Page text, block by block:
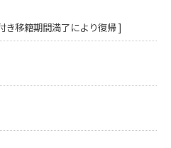
き移籍期間満了により復帰 ]